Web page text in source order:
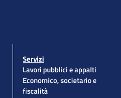
Servizi
Lavori pubblici e appalti
Economico, societario e
fiscalità